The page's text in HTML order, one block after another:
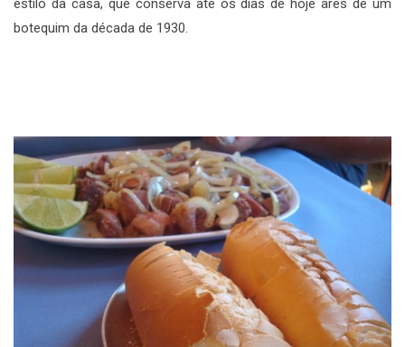
estilo da casa, que conserva até os dias de hoje ares de um
botequim da década de 1930.